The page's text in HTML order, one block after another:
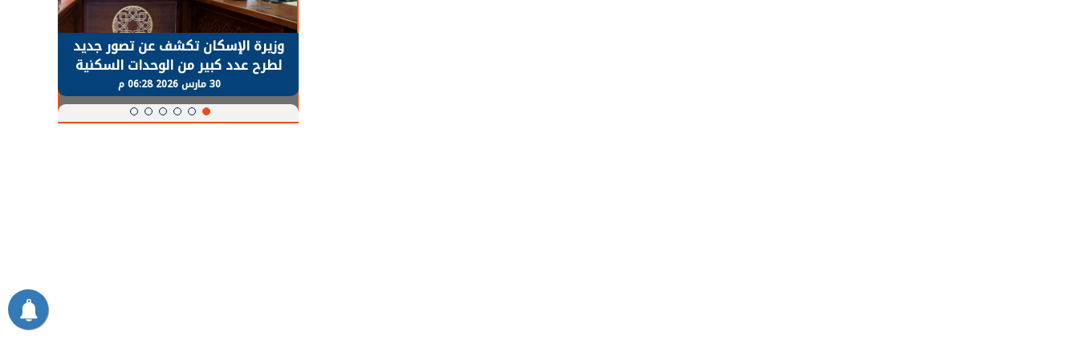
وزيرة الإسكان تكشف عن تصور جديد
لطرح عدد كبير من الوحدات السكنية
بنظام الإيجار